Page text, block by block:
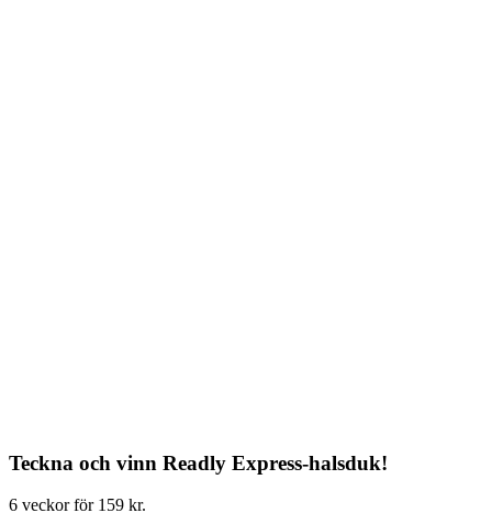
Teckna och vinn Readly Express-halsduk!
6 veckor för 159 kr.